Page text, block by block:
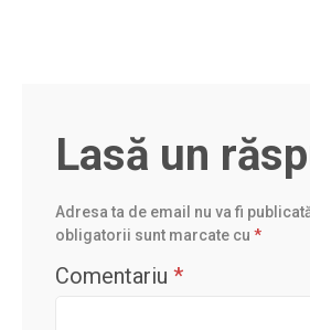
Lasă un
Adresa ta de email nu va fi
obligatorii sunt marcate cu *
Comentariu *